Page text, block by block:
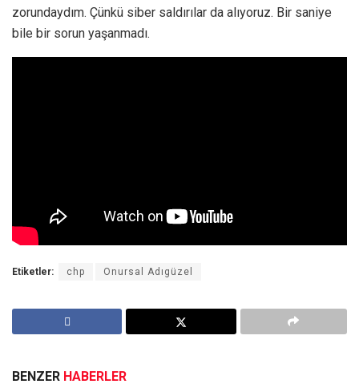
zorundaydım. Çünkü siber saldırılar da alıyoruz. Bir saniye
bile bir sorun yaşanmadı.
Etiketler: chp Onursal Adıgüzel
BENZER HABERLER